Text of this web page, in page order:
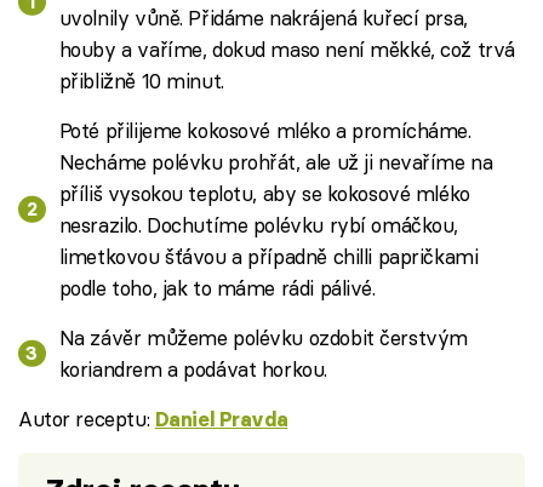
uvolnily vůně. Přidáme nakrájená kuřecí prsa,
houby a vaříme, dokud maso není měkké, což trvá
přibližně 10 minut.
Poté přilijeme kokosové mléko a promícháme.
Necháme polévku prohřát, ale už ji nevaříme na
příliš vysokou teplotu, aby se kokosové mléko
nesrazilo. Dochutíme polévku rybí omáčkou,
limetkovou šťávou a případně chilli papričkami
podle toho, jak to máme rádi pálivé.
Na závěr můžeme polévku ozdobit čerstvým
koriandrem a podávat horkou.
Autor receptu: Daniel Pravda